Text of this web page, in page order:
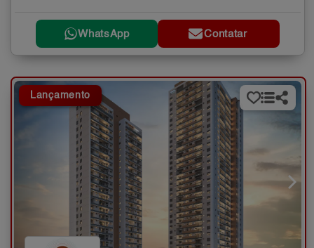
WhatsApp Contatar
Lançamento